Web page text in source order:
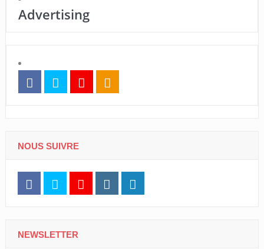
Advertising
NOUS SUIVRE
NEWSLETTER